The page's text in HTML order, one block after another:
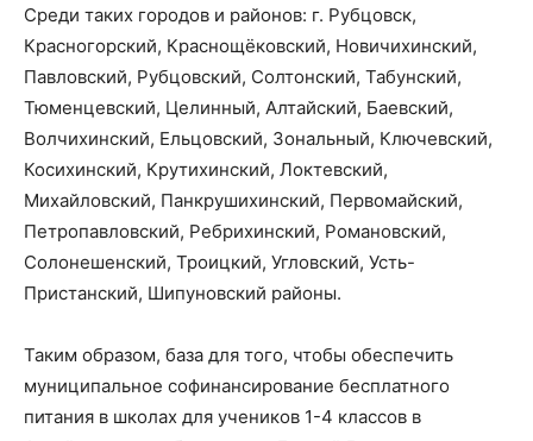
Среди таких городов и районов: г. Рубцовск,
Красногорский, Краснощёковский, Новичихинский,
Павловский, Рубцовский, Солтонский, Табунский,
Тюменцевский, Целинный, Алтайский, Баевский,
Волчихинский, Ельцовский, Зональный, Ключевский,
Косихинский, Крутихинский, Локтевский,
Михайловский, Панкрушихинский, Первомайский,
Петропавловский, Ребрихинский, Романовский,
Солонешенский, Троицкий, Угловский, Усть-
Пристанский, Шипуновский районы.
Таким образом, база для того, чтобы обеспечить
муниципальное софинансирование бесплатного
питания в школах для учеников 1-4 классов в